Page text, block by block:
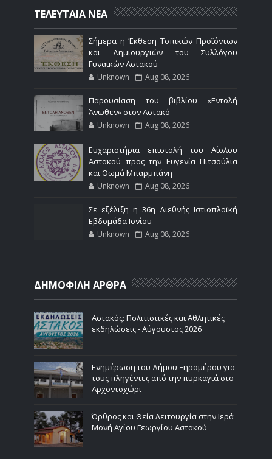
ΤΕΛΕΥΤΑΙΑ ΝΕΑ
Σήμερα η Έκθεση Τοπικών Προϊόντων
και Δημιουργιών του Συλλόγου
Γυναικών Αστακού
Unknown Aug 08, 2026
Παρουσίαση του βιβλίου «Εντολή
Άνωθεν» στον Αστακό
Unknown Aug 08, 2026
Ευχαριστήρια επιστολή του Αίολου
Αστακού προς την Ευγενία Πιτσούλια
και Θωμά Μπαρμπάνη
Unknown Aug 08, 2026
Σε εξέλιξη η 36η Διεθνής Ιστιοπλοϊκή
Εβδομάδα Ιονίου
Unknown Aug 08, 2026
ΔΗΜΟΦΙΛΗ ΑΡΘΡΑ
Αστακός: Πολιτιστικές και Αθλητικές
εκδηλώσεις - Αύγουστος 2026
Ενημέρωση του Δήμου Ξηρομέρου για
τους πληγέντες από την πυρκαγιά στο
Αρχοντοχώρι
Όρθρος και Θεία Λειτουργία στην Ιερά
Μονή Αγίου Γεωργίου Αστακού